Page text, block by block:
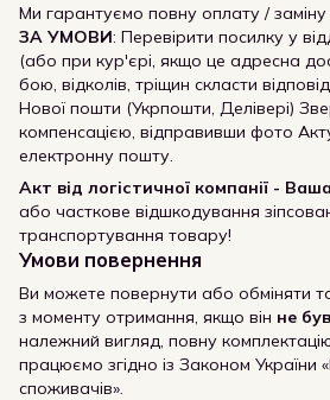
Ми гарантуємо повну оплату /
ЗА УМОВИ: Перевірити посилку у
(або при кур'єрі, якщо це адресна
бою, відколів, тріщин скласти
Нової пошти (Укрпошти, Делівері)
компенсацією, відправивши фото
електронну пошту.
Акт від логістичної компанії -
або часткове відшкодування
транспортування товару!
Умови повернення
Ви можете повернути або обміняти
з моменту отримання, якщо він не
належний вигляд, повну
працюємо згідно із Законом України
споживачів».